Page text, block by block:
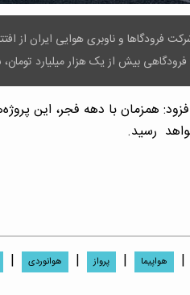
فرودگاهی بیش از یک هزار میلیارد
همزمان با دهه فجر، این
رسید.
| هواپیما | پرواز | هوانوردی |